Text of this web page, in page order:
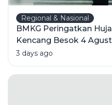
Regional & Nasional
BMKG Peringatkan
Kencang Besok 4
Wilayahnya
3 days ago